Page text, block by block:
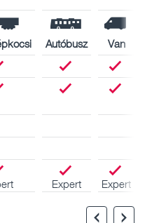
Autóbusz
Van
Expert Expert